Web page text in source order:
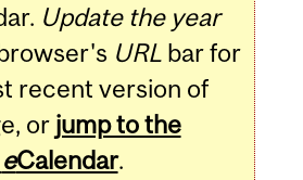
Update the year
URLbar for
recent version of
or jump to the
eCalendar.